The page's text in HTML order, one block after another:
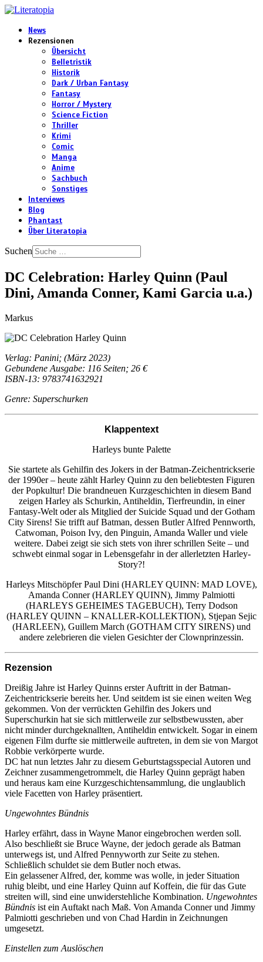
News
Rezensionen
Übersicht
Belletristik
Historik
Dark / Urban Fantasy
Fantasy
Horror / Mystery
Science Fiction
Thriller
Krimi
Comic
Manga
Anime
Sachbuch
Sonstiges
Interviews
Blog
Phantast
Über Literatopia
Suchen
DC Celebration: Harley Quinn (Paul
Dini, Amanda Conner, Kami Garcia u.a.)
Markus
Verlag: Panini; (März 2023)
Gebundene Ausgabe: 116 Seiten; 26 €
ISBN-13: 9783741632921
Genre: Superschurken
Klappentext
Harleys bunte Palette
Sie startete als Gehilfin des Jokers in der Batman-Zeichentrickserie
der 1990er – heute zählt Harley Quinn zu den beliebtesten Figuren
der Popkultur! Die brandneuen Kurzgeschichten in diesem Band
zeigen Harley als Schurkin, Antiheldin, Tierfreundin, in einer
Fantasy-Welt oder als Mitglied der Suicide Squad und der Gotham
City Sirens! Sie trifft auf Batman, dessen Butler Alfred Pennworth,
Catwoman, Poison Ivy, den Pinguin, Amanda Waller und viele
weitere. Dabei zeigt sie sich stets von ihrer schrillen Seite – und
schwebt einmal sogar in Lebensgefahr in der allerletzten Harley-
Story?!
Harleys Mitschöpfer Paul Dini (HARLEY QUINN: MAD LOVE),
Amanda Conner (HARLEY QUINN), Jimmy Palmiotti
(HARLEYS GEHEIMES TAGEBUCH), Terry Dodson
(HARLEY QUINN – KNALLER-KOLLEKTION), Stjepan Sejic
(HARLEEN), Guillem March (GOTHAM CITY SIRENS) und
andere zelebrieren die vielen Gesichter der Clownprinzessin.
Rezension
Dreißig Jahre ist Harley Quinns erster Auftritt in der Batman-
Zeichentrickserie bereits her. Und seitdem ist sie einen weiten Weg
gekommen. Von der verrückten Gehilfin des Jokers und
Superschurkin hat sie sich mittlerweile zur selbstbewussten, aber
nicht minder durchgeknallten, Antiheldin entwickelt. Sogar in einem
eigenen Film durfte sie mittlerweile auftreten, in dem sie von Margot
Robbie verkörperte wurde.
DC hat nun letztes Jahr zu diesem Geburtstagsspecial Autoren und
Zeichner zusammengetrommelt, die Harley Quinn geprägt haben
und heraus kam eine Kurzgeschichtensammlung, die unglaublich
viele Facetten von Harley präsentiert.
Ungewohntes Bündnis
Harley erfährt, dass in Wayne Manor eingebrochen werden soll.
Also beschließt sie Bruce Wayne, der jedoch gerade als Batman
unterwegs ist, und Alfred Pennyworth zur Seite zu stehen.
Schließlich schuldet sie dem Butler noch etwas.
Ein gelassener Alfred, der, komme was wolle, in jeder Situation
ruhig bleibt, und eine Harley Quinn auf Koffein, die für das Gute
streiten will, sind eine unwiderstehliche Kombination. Ungewohntes
Bündnis ist ein Auftakt nach Maß. Von Amanda Conner und Jimmy
Palmiotti geschrieben und von Chad Hardin in Zeichnungen
umgesetzt.
Einstellen zum Auslöschen